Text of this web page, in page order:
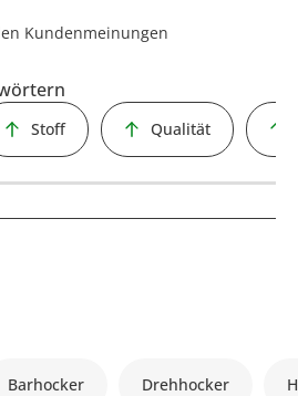
Kundenmeinungen
Stoff Qualität
Barhocker Drehhocker